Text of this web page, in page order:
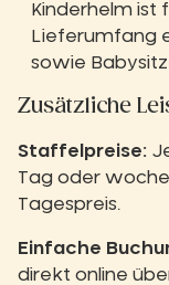
Kinderhelm ist
Lieferumfang
sowie
Zusätzliche
Staffelpreise:
Tag oder
Tagespreis.
Einfache
direkt online